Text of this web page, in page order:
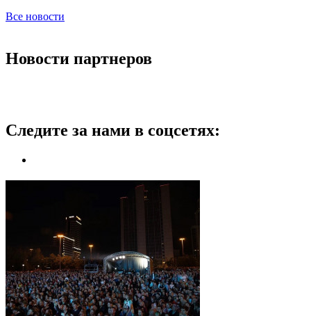
Все новости
Новости партнеров
Следите за нами в соцсетях: